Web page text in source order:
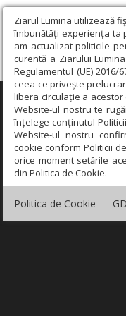
Ziarul Lumina utilizează
îmbunătăți experiența ta
am actualizat politicile
curentă a Ziarului
Regulamentul (UE)
ceea ce privește
libera circulație a
Website-ul nostru te
înțelege conținutul
Website-ul nostru
cookie conform Politicii
orice moment setările
din Politica de Cookie.
Politica de Cookie